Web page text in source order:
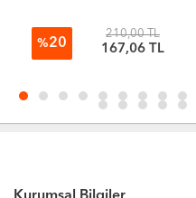
%20
210,00 TL
167,06 TL